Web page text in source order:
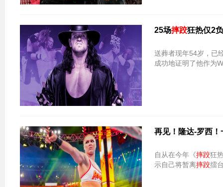
25场摔跤狂热仅2
送葬者现年54岁，已
成功地证明了他作为
再见！隆达-罗西
自从在今年《摔跤狂
示自己将暂离摔跤擂